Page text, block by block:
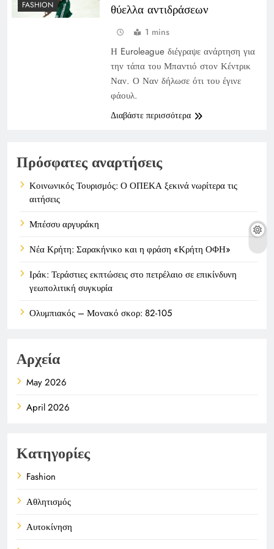
FASHION
θύελλα αντιδράσεων
1 mins
Η Euroleague διέγραψε ανάρτηση για
την τάπα του Μπαντιό στον Κέντρικ
Ναν. Ο Ναν δήλωσε ότι του έγινε
φάουλ.
Διαβάστε περισσότερα
Πρόσφατες αναρτήσεις
Κοινωνικός Τουρισμός: Ο ΟΠΕΚΑ ξεκινά νωρίτερα τις
αιτήσεις
Μπέσσυ αργυράκη
Νέα Κρήτη: Σαρακήνικο και η φράση «Κρήτη ΟΦΗ»
Ιράκ: Τεράστιες εκπτώσεις στο πετρέλαιο σε επικίνδυνη
γεωπολιτική συγκυρία
Ολυμπιακός – Μονακό σκορ: 82-105
Αρχεία
May 2026
April 2026
Κατηγορίες
Fashion
Αθλητισμός
Αυτοκίνηση